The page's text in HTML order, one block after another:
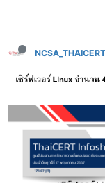
NCSA_THAICERT